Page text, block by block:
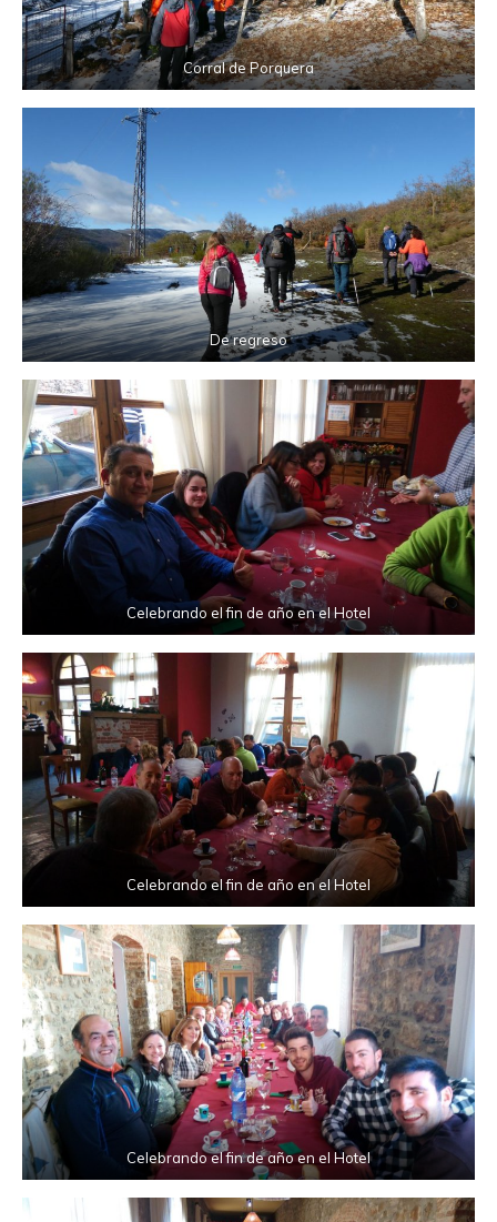
Corral de Porquera
De regreso
Celebrando el fin de año en el Hotel
Celebrando el fin de año en el Hotel
Celebrando el fin de año en el Hotel